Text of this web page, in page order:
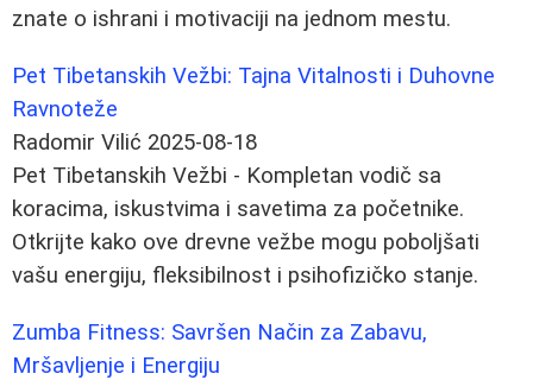
znate o ishrani i motivaciji na jednom mestu.
Pet Tibetanskih Vežbi: Tajna Vitalnosti i Duhovne
Ravnoteže
Radomir Vilić 2025-08-18
Pet Tibetanskih Vežbi - Kompletan vodič sa
koracima, iskustvima i savetima za početnike.
Otkrijte kako ove drevne vežbe mogu poboljšati
vašu energiju, fleksibilnost i psihofizičko stanje.
Zumba Fitness: Savršen Način za Zabavu,
Mršavljenje i Energiju